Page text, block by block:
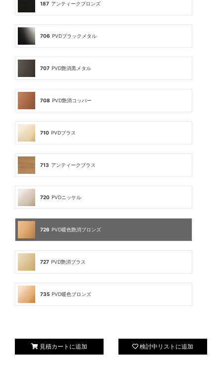
187 アンティークブロンズ
706 PVDブラックメタル
707 PVD艶消黒メタル
708 PVD艶消コッパー
710 PVDブラス
713 アンティークブラス
720 PVDニッケル
726 PVD暖色艶消ブロンズ
727 PVD艶消ブラス
735 PVD暖色ブロンズ
見積カートに追加 検討中リストに追加